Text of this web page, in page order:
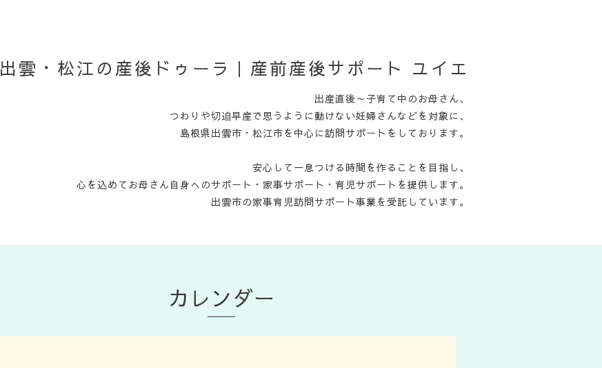
出雲・松江の産後ドゥーラ｜産前産後サポート ユイエ
出産直後～子育て中のお母さん、
つわりや切迫早産で思うように動けない妊婦さんなどを対象に、
島根県出雲市・松江市を中心に訪問サポートをしております。
安心して一息つける時間を作ることを目指し、
心を込めてお母さん自身へのサポート・家事サポート・育児サポートを提供します。
出雲市の家事育児訪問サポート事業を受託しています。
カレンダー